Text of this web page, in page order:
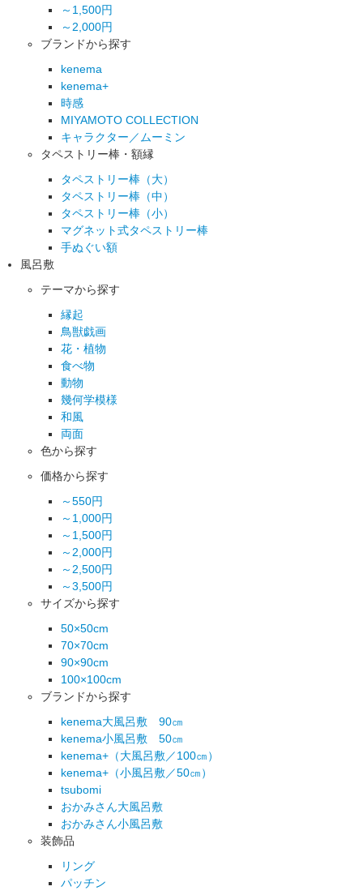
～1,500円
～2,000円
ブランドから探す
kenema
kenema+
時感
MIYAMOTO COLLECTION
キャラクター／ムーミン
タペストリー棒・額縁
タペストリー棒（大）
タペストリー棒（中）
タペストリー棒（小）
マグネット式タペストリー棒
手ぬぐい額
風呂敷
テーマから探す
縁起
鳥獣戯画
花・植物
食べ物
動物
幾何学模様
和風
両面
色から探す
価格から探す
～550円
～1,000円
～1,500円
～2,000円
～2,500円
～3,500円
サイズから探す
50×50cm
70×70cm
90×90cm
100×100cm
ブランドから探す
kenema大風呂敷 90㎝
kenema小風呂敷 50㎝
kenema+（大風呂敷／100㎝）
kenema+（小風呂敷／50㎝）
tsubomi
おかみさん大風呂敷
おかみさん小風呂敷
装飾品
リング
パッチン